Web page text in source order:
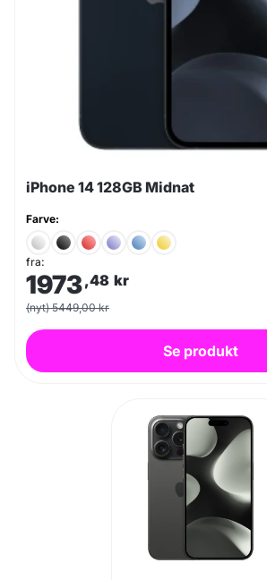
iPhone 14 128GB Midnat
Farve:
fra:
1973,48 kr
(nyt) 5449,00 kr
Se produkt